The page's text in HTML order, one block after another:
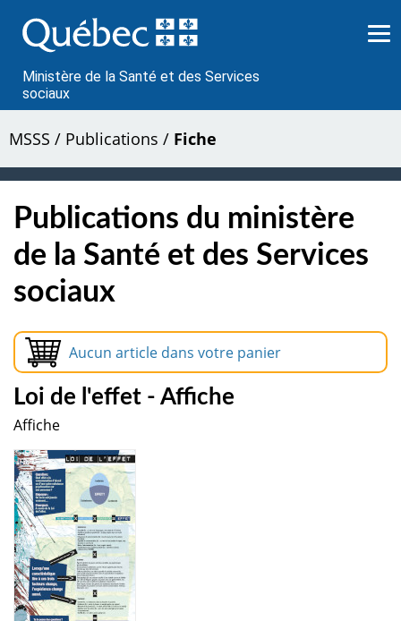
au
contenu
Ministère de la Santé et des Services
sociaux
MSSS / Publications / Fiche
Publications du ministère
de la Santé et des Services
sociaux
Aucun article dans votre panier
Loi de l'effet - Affiche
Affiche